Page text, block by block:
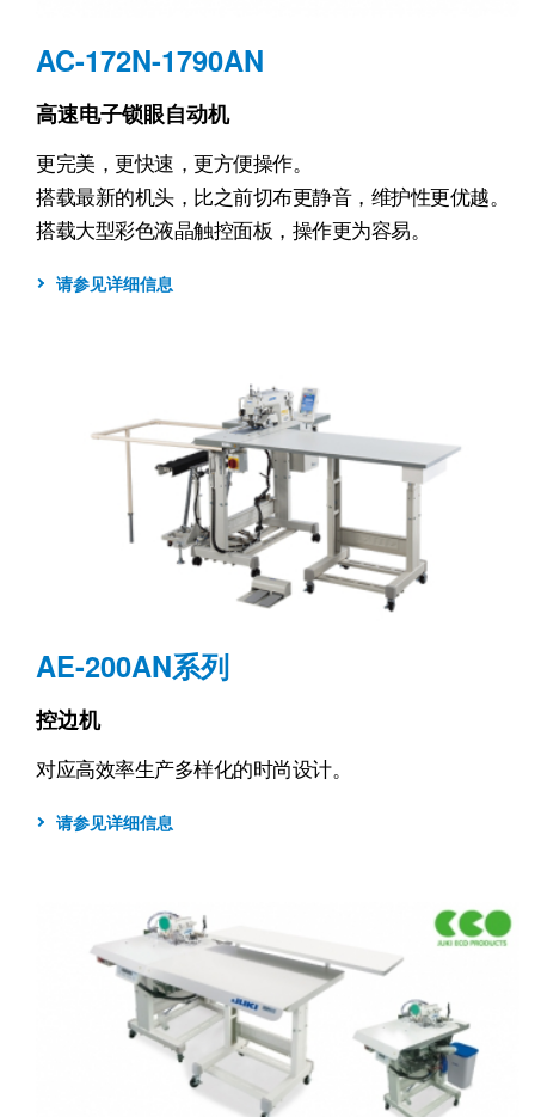
AC-172N-1790AN
高速电子锁眼自动机
更完美，更快速，更方便操作。
搭载最新的机头，比之前切布更静音，维护性更优越。
搭载大型彩色液晶触控面板，操作更为容易。
请参见详细信息
AE-200AN系列
控边机
对应高效率生产多样化的时尚设计。
请参见详细信息